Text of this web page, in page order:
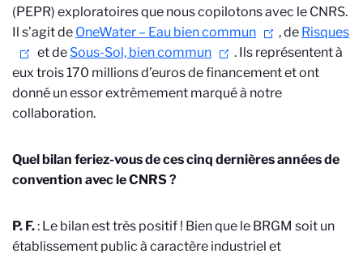
(PEPR) exploratoires que nous copilotons avec le CNRS.
Il s’agit de OneWater – Eau bien commun , de Risques
et de Sous-Sol, bien commun
. Ils représentent à
eux trois 170 millions d’euros de financement et ont
donné un essor extrêmement marqué à notre
collaboration.
Quel bilan feriez-vous de ces cinq dernières années de
convention avec le CNRS?
P. F.: Le bilan est très positif ! Bien que le BRGM soit un
établissement public à caractère industriel et